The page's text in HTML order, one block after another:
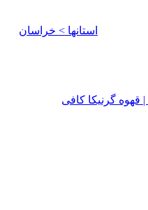
استانها > خراسان
قهوه گرنیکا کافی